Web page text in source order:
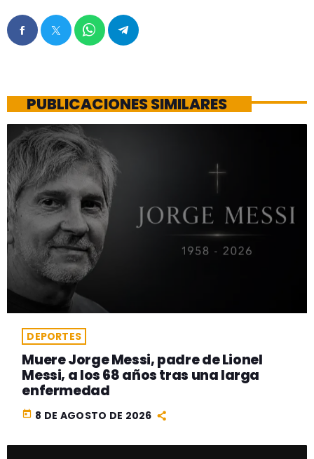
PUBLICACIONES SIMILARES
DEPORTES
Muere Jorge Messi, padre de Lionel
Messi, a los 68 años tras una larga
enfermedad
today 8 DE AGOSTO DE 2026